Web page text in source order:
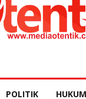
POLITIK HUKUM